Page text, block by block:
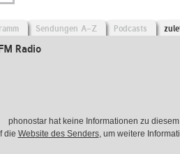
Sendungen A-Z Podcasts
Radio
phonostar hat keine Informationen zu
die Website des Senders, um weitere